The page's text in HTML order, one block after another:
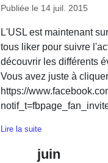
Publiée le 14 juil. 2015
L'USL est maintenant
tous liker pour suivre
découvrir les différents
Vous avez juste à
https://
Lire la suite
juin